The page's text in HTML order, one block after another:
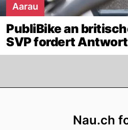
Aarau
PubliBike an
SVP fordert
Nau.ch